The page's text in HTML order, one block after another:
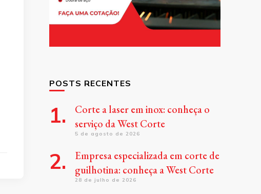
POSTS RECENTES
Corte a laser em inox: conheça o
serviço da West Corte
5 de agosto de 2026
Empresa especializada em corte de
guilhotina: conheça a West Corte
28 de julho de 2026